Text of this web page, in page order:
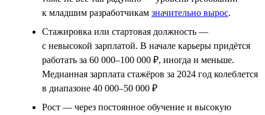
к младшим разработчикам значительно вырос.
Стажировка или стартовая должность —
с невысокой зарплатой. В начале карьеры придётся
работать за 60 000–100 000 ₽, иногда и меньше.
Медианная зарплата стажёров за 2024 год колеблется
в диапазоне 40 000–50 000 ₽
Рост — через постоянное обучение и высокую